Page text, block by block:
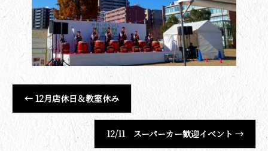
← 12月店休日＆教室休み
12/11 スーパーカー歓迎イベント →